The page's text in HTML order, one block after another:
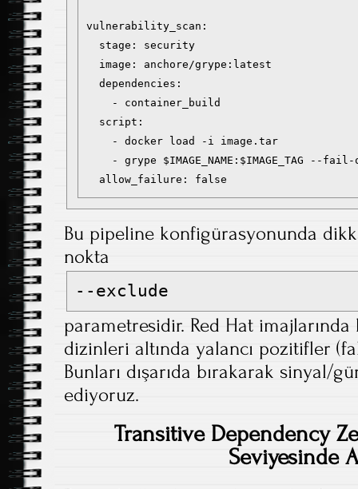
vulnerability_scan:
  stage: security
  image: anchore/grype:latest
  dependencies:
    - container_build
  script:
    - docker load -i image.tar
- grype $IMAGE_NAME:$IMAGE_TAG --
  allow_failure: false
Bu pipeline konfigürasyonunda
nokta
--exclude
parametresidir. Red Hat
dizinleri altında yalancı pozitifler
Bunları dışarıda bırakarak sinyal/
ediyoruz.
Transitive Dependency
Seviyesinde